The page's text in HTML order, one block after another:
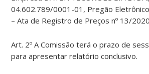
04.602.789/0001-01, Pregão
– Ata de Registro de Preços nº 13/
Art. 2º A Comissão terá o prazo de
para apresentar relatório conclusivo.